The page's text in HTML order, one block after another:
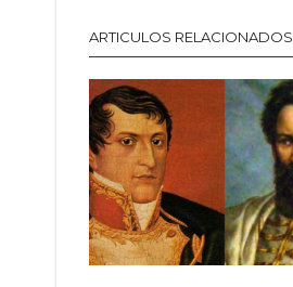
ARTICULOS RELACIONADOS